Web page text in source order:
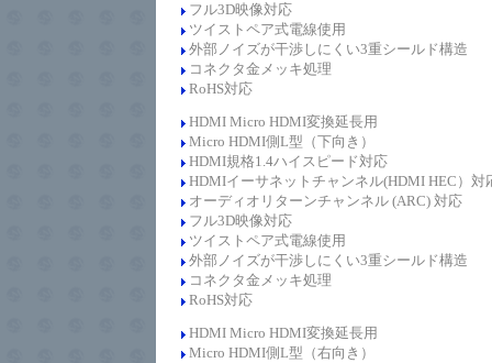
フル3D映像対応
ツイストペア式電線使用
外部ノイズが干渉しにくい3重シールド構造
コネクタ金メッキ処理
RoHS対応
HDMI Micro HDMI変換延長用
Micro HDMI側L型（下向き）
HDMI規格1.4ハイスピード対応
HDMIイーサネットチャンネル(HDMI HEC）対
オーディオリターンチャンネル (ARC) 対応
フル3D映像対応
ツイストペア式電線使用
外部ノイズが干渉しにくい3重シールド構造
コネクタ金メッキ処理
RoHS対応
HDMI Micro HDMI変換延長用
Micro HDMI側L型（右向き）